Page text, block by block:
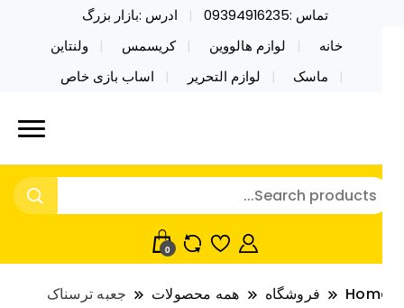
تماس :09394916235
ادرس :بازار بزرگ
خانه
لوازم هالووین کریسمس
ولنتاین
ماسک
لوازم التحریر اساب بازی خاص
تاین کادویی کریسمس اکسسوری
محصولات خاص فیجت اسباب بازی تراول ماگ نایکر
فروش عمده لوازم هالووین ولن تاین کادویی
اکسسوری ماسک در واردات مستقیم
0
فروشگاه همه محصولات
جعبه ترسناک